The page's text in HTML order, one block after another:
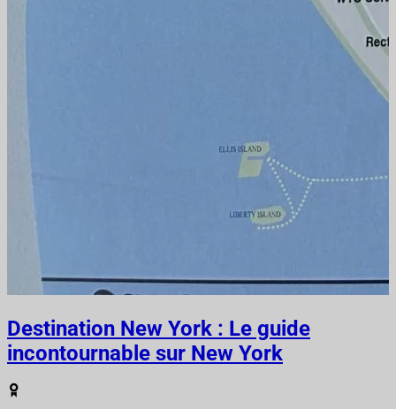
Destination New York : Le guide
incontournable sur New York